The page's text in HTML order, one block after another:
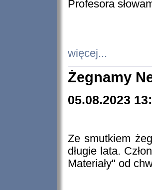
Profesora
więcej...
Żegnamy
05.08.2023
Ze smutkiem
długie lata.
Materiały" od